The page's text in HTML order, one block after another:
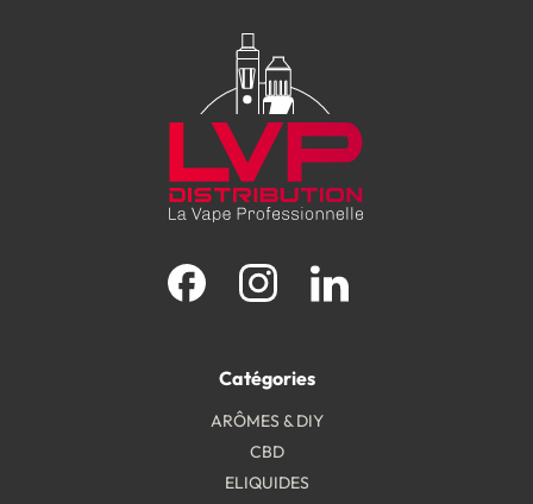
Catégories
ARÔMES & DIY
CBD
ELIQUIDES
Facebook Instagram